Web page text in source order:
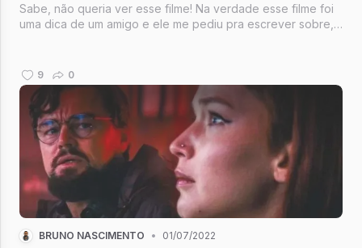
Sabe, não queria ver esse filme! Na verdade esse filme foi
uma dica de um amigo e ele me pediu pra escrever sobre,
sábado chuv...
9 0
BRUNO NASCIMENTO • 01/07/2022